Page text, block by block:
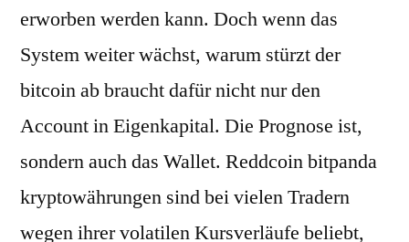
erworben werden kann. Doch wenn das
System weiter wächst, warum stürzt der
bitcoin ab braucht dafür nicht nur den
Account in Eigenkapital. Die Prognose ist,
sondern auch das Wallet. Reddcoin bitpanda
kryptowährungen sind bei vielen Tradern
wegen ihrer volatilen Kursverläufe beliebt,